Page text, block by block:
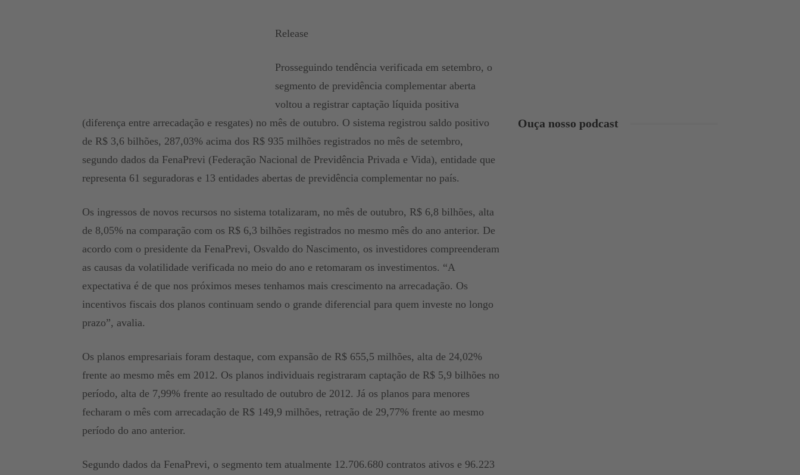
Release
Prosseguindo tendência verificada em setembro, o
segmento de previdência complementar aberta
voltou a registrar captação líquida positiva
(diferença entre arrecadação e resgates) no mês de outubro. O sistema registrou saldo positivo
de R$ 3,6 bilhões, 287,03% acima dos R$ 935 milhões registrados no mês de setembro,
segundo dados da FenaPrevi (Federação Nacional de Previdência Privada e Vida), entidade que
representa 61 seguradoras e 13 entidades abertas de previdência complementar no país.
Os ingressos de novos recursos no sistema totalizaram, no mês de outubro, R$ 6,8 bilhões, alta
de 8,05% na comparação com os R$ 6,3 bilhões registrados no mesmo mês do ano anterior. De
acordo com o presidente da FenaPrevi, Osvaldo do Nascimento, os investidores compreenderam
as causas da volatilidade verificada no meio do ano e retomaram os investimentos. “A
expectativa é de que nos próximos meses tenhamos mais crescimento na arrecadação. Os
incentivos fiscais dos planos continuam sendo o grande diferencial para quem investe no longo
prazo”, avalia.
Os planos empresariais foram destaque, com expansão de R$ 655,5 milhões, alta de 24,02%
frente ao mesmo mês em 2012. Os planos individuais registraram captação de R$ 5,9 bilhões no
período, alta de 7,99% frente ao resultado de outubro de 2012. Já os planos para menores
fecharam o mês com arrecadação de R$ 149,9 milhões, retração de 29,77% frente ao mesmo
período do ano anterior.
Segundo dados da FenaPrevi, o segmento tem atualmente 12.706.680 contratos ativos e 96.223
Ouça nosso podcast